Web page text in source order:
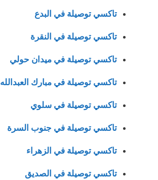
تاكسي توصيلة في البدع
تاكسي توصيلة في النقرة
تاكسي توصيلة في ميدان حولي
تاكسي توصيلة في مبارك العبدالله
تاكسي توصيلة في سلوي
تاكسي توصيلة في جنوب السرة
تاكسي توصيلة في الزهراء
تاكسي توصيلة في الصديق